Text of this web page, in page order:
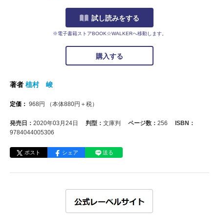
試し読みをする
※電子書籍ストアBOOK☆WALKERへ移動します。
購入する
著者 植村 峻
定価： 968円 （本体880円＋税）
発売日： 2020年03月24日 判型： 文庫判 ページ数： 256
ISBN：
9784044005306
ポスト シェア 送る